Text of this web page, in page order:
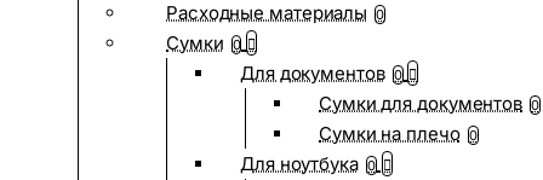
Расходные материалы 0
Сумки 0
Для документов 0
Сумки для документов 0
Сумки на плечо 0
Для ноутбука 0